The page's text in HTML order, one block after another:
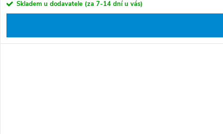
Skladem u dodavatele (za 7-14 dní u vás)